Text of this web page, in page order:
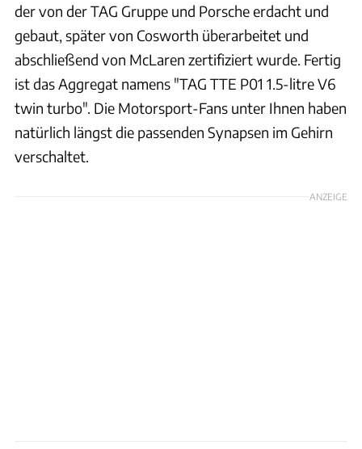
der von der TAG Gruppe und Porsche erdacht und
gebaut, später von Cosworth überarbeitet und
abschließend von McLaren zertifiziert wurde. Fertig
ist das Aggregat namens "TAG TTE P01 1.5-litre V6
twin turbo". Die Motorsport-Fans unter Ihnen haben
natürlich längst die passenden Synapsen im Gehirn
verschaltet.
ANZEIGE